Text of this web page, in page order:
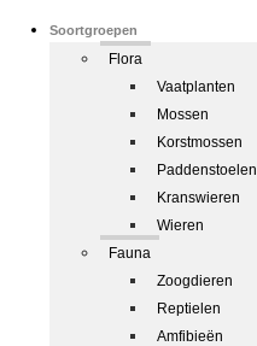
Soortgroepen
Flora
Vaatplanten
Mossen
Korstmossen
Paddenstoelen
Kranswieren
Wieren
Fauna
Zoogdieren
Reptielen
Amfibieën